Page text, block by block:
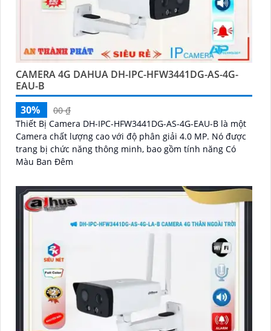
CAMERA 4G DAHUA DH-IPC-HFW3441DG-AS-4G-
EAU-B
30%
00 ₫
Thiết Bị Camera DH-IPC-HFW3441DG-AS-4G-EAU-B là một
Camera chất lượng cao với độ phân giải 4.0 MP. Nó được
trang bị chức năng thông minh, bao gồm tính năng Có
Màu Ban Đêm